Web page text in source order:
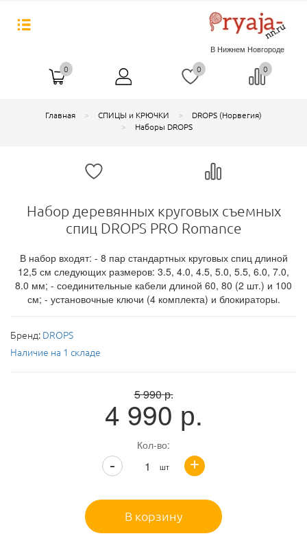
В Нижнем Новгороде
0 0 0
Главная СПИЦЫ и КРЮЧКИ
DROPS (Норвегия)
Наборы DROPS
Набор деревянных круговых съемных
спиц DROPS PRO Romance
В набор входят: - 8 пар стандартных круговых спиц длиной
12,5 см следующих размеров: 3.5, 4.0, 4.5, 5.0, 5.5, 6.0, 7.0,
8.0 мм; - соединительные кабели длиной 60, 80 (2 шт.) и 100
см; - установочные ключи (4 комплекта) и блокираторы.
Бренд: DROPS
Наличие на 1 складе
5 990р.
4 990 р.
Кол-во:
шт +
-
В корзину